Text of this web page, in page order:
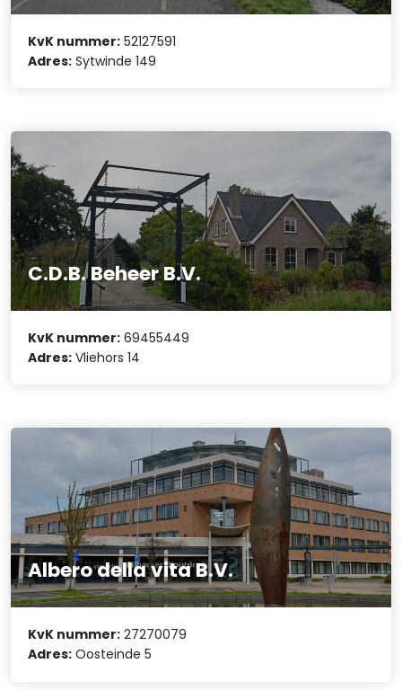
KvK nummer: 52127591
Adres: Sytwinde 149
C.D.B. Beheer B.V.
KvK nummer: 69455449
Adres: Vliehors 14
Albero della vita B.V.
KvK nummer: 27270079
Adres: Oosteinde 5